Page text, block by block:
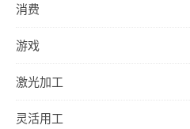
消费
游戏
激光加工
灵活用工